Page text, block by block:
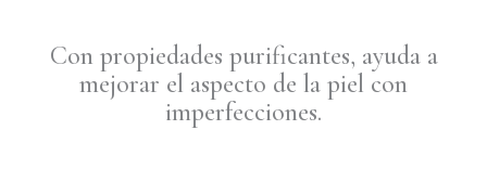
Con propiedades purificantes, ayuda a
mejorar el aspecto de la piel con
imperfecciones.